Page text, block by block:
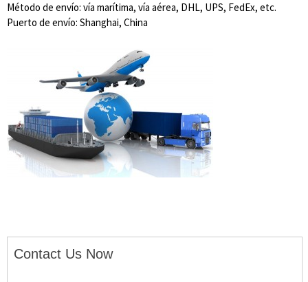
Método de envío: vía marítima, vía aérea, DHL, UPS, FedEx, etc.
Puerto de envío: Shanghai, China
Contact Us Now